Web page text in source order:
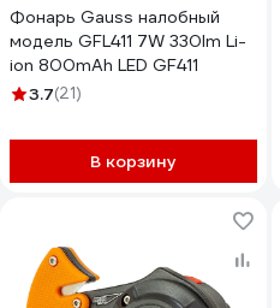
Фонарь Gauss налобный
модель GFL411 7W 330lm Li-
ion 800mAh LED GF411
3.7(21)
В корзину